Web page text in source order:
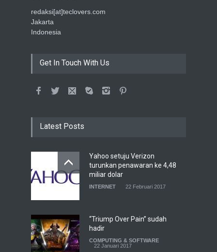
redaksi[at]teclovers.com
Jakarta
Indonesia
Get In Touch With Us
Latest Posts
Yahoo setuju Verizon
turunkan penawaran ke 4,48
miliar dolar
INTERNET 22 Februari 2017
“Triump Over Pain” sudah
hadir
COMPUTING & SOFTWARE
22 Januari 2017